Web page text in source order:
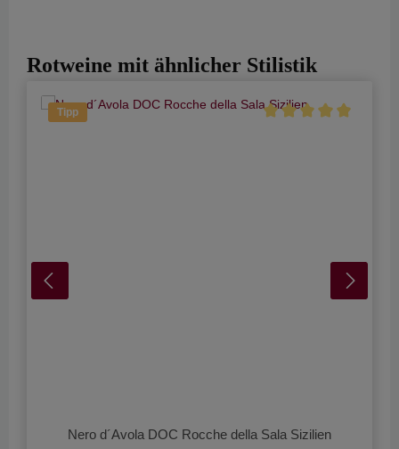
Rotweine mit ähnlicher Stilistik
Tipp
Nero d´Avola DOC Rocche della Sala Sizilien